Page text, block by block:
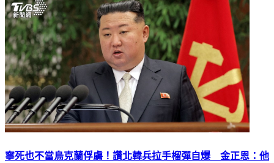
寧死也不當烏克蘭俘虜！讚北韓兵拉手榴彈自爆 金正恩：他